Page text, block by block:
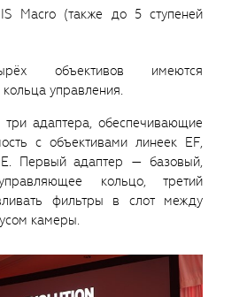
Macro (также до 5 ступеней
объективов имеются
управления.
три адаптера, обеспечивающие
с объективами линеек EF,
Первый адаптер — базовый,
кольцо, третий
фильтры в слот между
камеры.